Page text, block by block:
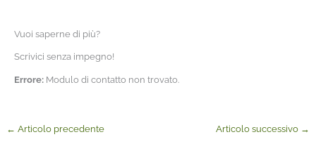
Vuoi saperne di più?
Scrivici senza impegno!
Errore:Modulo di contatto non trovato.
← Articolo precedente Articolo successivo →